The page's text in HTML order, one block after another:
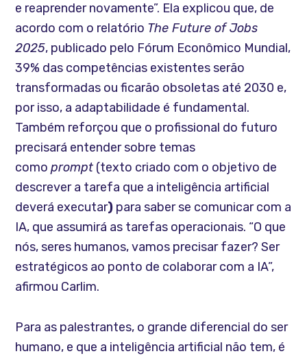
e reaprender novamente”. Ela explicou que, de
acordo com o relatório The Future of Jobs
2025, publicado pelo Fórum Econômico Mundial,
39% das competências existentes serão
transformadas ou ficarão obsoletas até 2030 e,
por isso, a adaptabilidade é fundamental.
Também reforçou que o profissional do futuro
precisará entender sobre temas
comoprompt (texto criado com o objetivo de
descrever a tarefa que a inteligência artificial
deverá executar) para saber se comunicar com a
IA, que assumirá as tarefas operacionais. “O que
nós, seres humanos, vamos precisar fazer? Ser
estratégicos ao ponto de colaborar com a IA”,
afirmou Carlim.
Para as palestrantes, o grande diferencial do ser
humano, e que a inteligência artificial não tem, é